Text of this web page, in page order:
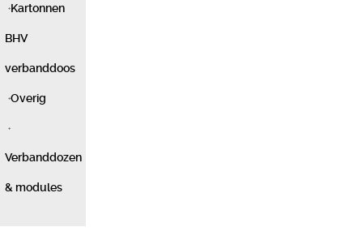
Kartonnen
BHV
verbanddoos
Overig
Verbanddozen
& modules